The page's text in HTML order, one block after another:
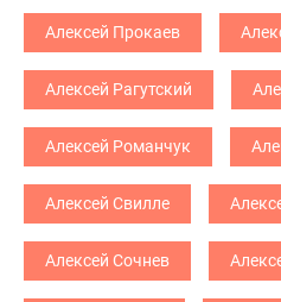
Алексей Прокаев
Алексей Рагутский
Алексей Романчук
Алексей Свилле
Алексей Сочнев